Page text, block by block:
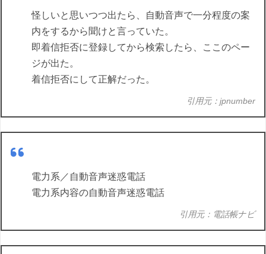
怪しいと思いつつ出たら、自動音声で一分程度の案
内をするから聞けと言っていた。
即着信拒否に登録してから検索したら、ここのペー
ジが出た。
着信拒否にして正解だった。
引用元：jpnumber
電力系／自動音声迷惑電話
電力系内容の自動音声迷惑電話
引用元：電話帳ナビ